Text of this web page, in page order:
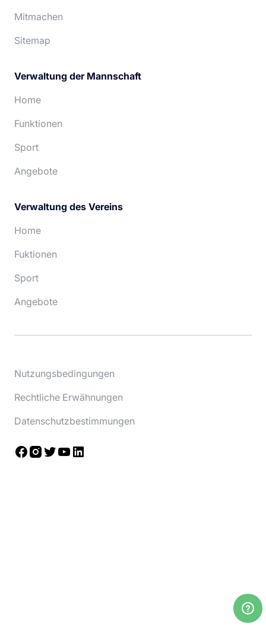
Mitmachen
Sitemap
Verwaltung der Mannschaft
Home
Funktionen
Sport
Angebote
Verwaltung des Vereins
Home
Fuktionen
Sport
Angebote
Nutzungsbedingungen
Rechtliche Erwähnungen
Datenschutzbestimmungen
Facebook
Instagram
TwitterYouTube